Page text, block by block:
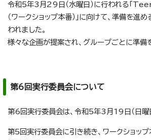
令和5年3月29日（水曜日）に行われる「
（ワークショップ本番）」に向けて、準備を進
われました。
様々な企画が提案され、グループごとに準備
第6回実行委員会について
第6回実行委員会は、令和5年3月19日（日曜
第5回実行委員会に引き続き、ワークショッ